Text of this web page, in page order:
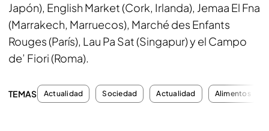
Japón), English Market (Cork, Irlanda), Jemaa El Fna
(Marrakech, Marruecos), Marché des Enfants
Rouges (París), Lau Pa Sat (Singapur) y el Campo
de’ Fiori (Roma).
TEMAS Actualidad Sociedad Actualidad Alimentos